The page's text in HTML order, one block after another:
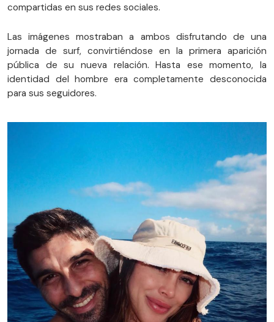
compartidas en sus redes sociales.
Las imágenes mostraban a ambos disfrutando de una
jornada de surf, convirtiéndose en la primera aparición
pública de su nueva relación. Hasta ese momento, la
identidad del hombre era completamente desconocida
para sus seguidores.